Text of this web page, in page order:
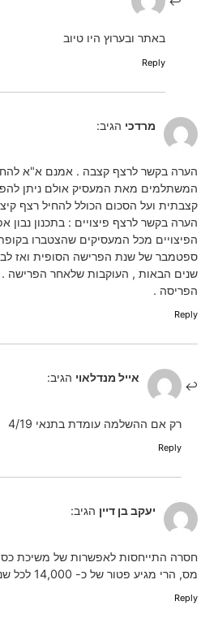
באתר ובערוץ היו טיוב
Reply
מרדכי הגיב:
הערה בקשר לרצף קצבה . אמנם א"א
המשתלמים מאת המעסיק אולם ניתן
קצבתית ועל הסכום הכולל להחיל רצף
הערה בקשר לרצף פיצויים : בתכנון
הפיצויים מכל המעסיקים שהצטברו
שנים הבאות , העוקבות שלאחר הפרישה .
הפריסה .
Reply
אייל מנדלאוי הגיב:
רק אם ההשלמה עומדת בתנאי 4/19
Reply
יעקב בן דיין הגיב:
חסרה התייחסות לאפשרות של משיכת
מס, הרי מגיע פטור של כ- 14,000 לכל שנת עבודה.
Reply